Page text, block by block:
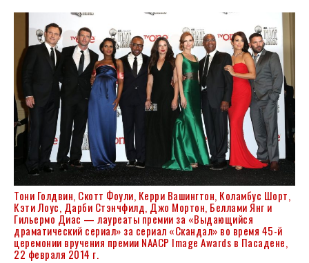
Тони Голдвин, Скотт Фоули, Керри Вашингтон, Коламбус Шорт,
Кэти Лоус, Дарби Стэнчфилд, Джо Мортон, Беллами Янг и
Гильермо Диас — лауреаты премии за «Выдающийся
драматический сериал» за сериал «Скандал» во время 45-й
церемонии вручения премии NAACP Image Awards в Пасадене,
22 февраля 2014 г.